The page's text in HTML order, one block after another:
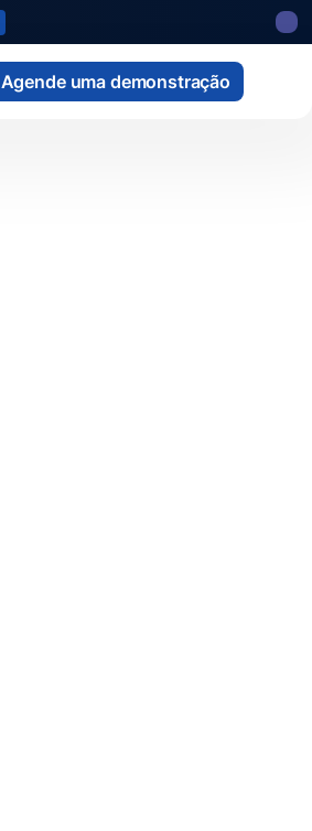
Agende uma demonstração